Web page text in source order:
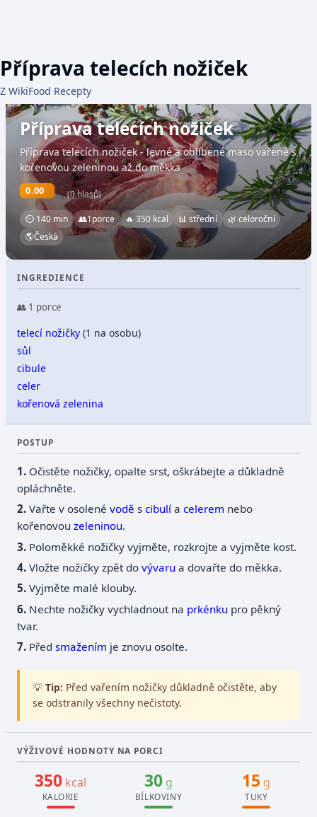
Příprava telecích nožiček
Z WikiFood Recepty
Příprava telecích nožiček
Příprava telecích nožiček - levné a oblíbené maso vařené s
kořenovou zeleninou až do měkka
0.00 (0 hlasů)
⏲ 140 min 👥1porce 🔥 350 kcal 📊 střední
🌿 celoroční
🌎Česká
INGREDIENCE
👥 1 porce
telecí nožičky (1 na osobu)
sůl
cibule
celer
kořenová zelenina
POSTUP
Očistěte nožičky, opalte srst, oškrábejte a důkladně
opláchněte.
Vařte v osolenévodě scibulí acelerem nebo
kořenovouzeleninou.
Poloměkké nožičky vyjměte, rozkrojte a vyjměte kost.
Vložte nožičky zpět dovývaru a dovařte do měkka.
Vyjměte malé klouby.
Nechte nožičky vychladnout na prkénku pro pěkný
tvar.
Předsmažením je znovu osolte.
💡 Tip: Před vařením nožičky důkladně očistěte, aby
se odstranily všechny nečistoty.
VÝŽIVOVÉ HODNOTY NA PORCI
350 kcal
KALORIE
30g
BÍLKOVINY
15 g
TUKY